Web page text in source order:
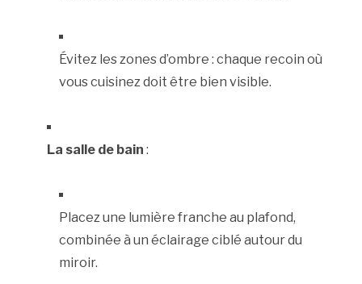
Évitez les zones d’ombre : chaque recoin où
vous cuisinez doit être bien visible.
La salle de bain :
Placez une lumière franche au plafond,
combinée à un éclairage ciblé autour du
miroir.